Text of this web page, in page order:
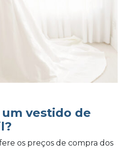
vestido de
os preços de compra dos